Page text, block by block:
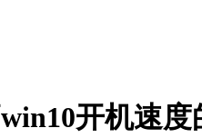
开机速度